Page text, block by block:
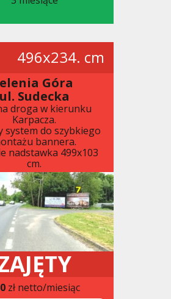
496x234. cm
Góra
ul. Sudecka
droga w kierunku
Karpacza.
system do szybkiego
bannera.
nadstawka 499x103
cm.
zł netto/miesiąc